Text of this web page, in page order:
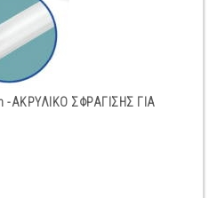
-ΑΚΡΥΛΙΚΟ ΣΦΡΑΓΙΣΗΣ ΓΙΑ